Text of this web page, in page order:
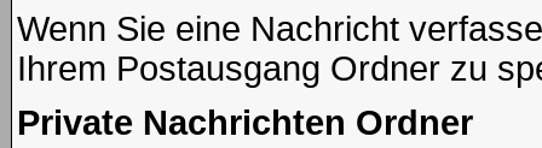
Wenn Sie eine Nachricht
Ihrem Postausgang Ordner zu
Private Nachrichten Ordner